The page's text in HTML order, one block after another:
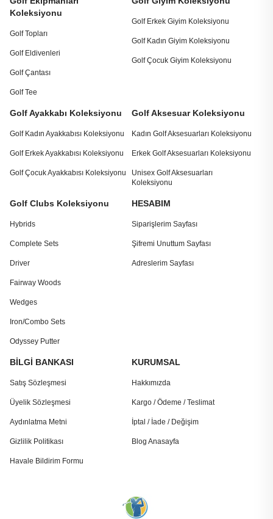
Koleksiyonu
Golf Topları
Golf Eldivenleri
Golf Çantası
Golf Tee
Golf Erkek Giyim Koleksiyonu
Golf Kadın Giyim Koleksiyonu
Golf Çocuk Giyim Koleksiyonu
Golf Ayakkabı Koleksiyonu
Golf Kadın Ayakkabısı Koleksiyonu
Golf Erkek Ayakkabısı Koleksiyonu
Golf Çocuk Ayakkabısı Koleksiyonu
Golf Aksesuar Koleksiyonu
Kadın Golf Aksesuarları Koleksiyonu
Erkek Golf Aksesuarları Koleksiyonu
Unisex Golf Aksesuarları
Koleksiyonu
Golf Clubs Koleksiyonu
Hybrids
Complete Sets
Driver
Fairway Woods
Wedges
Iron/Combo Sets
Odyssey Putter
HESABIM
Siparişlerim Sayfası
Şifremi Unuttum Sayfası
Adreslerim Sayfası
BİLGİ BANKASI
Satış Sözleşmesi
Üyelik Sözleşmesi
Aydınlatma Metni
Gizlilik Politikası
Havale Bildirim Formu
KURUMSAL
Hakkımızda
Kargo / Ödeme / Teslimat
İptal / İade / Değişim
Blog Anasayfa